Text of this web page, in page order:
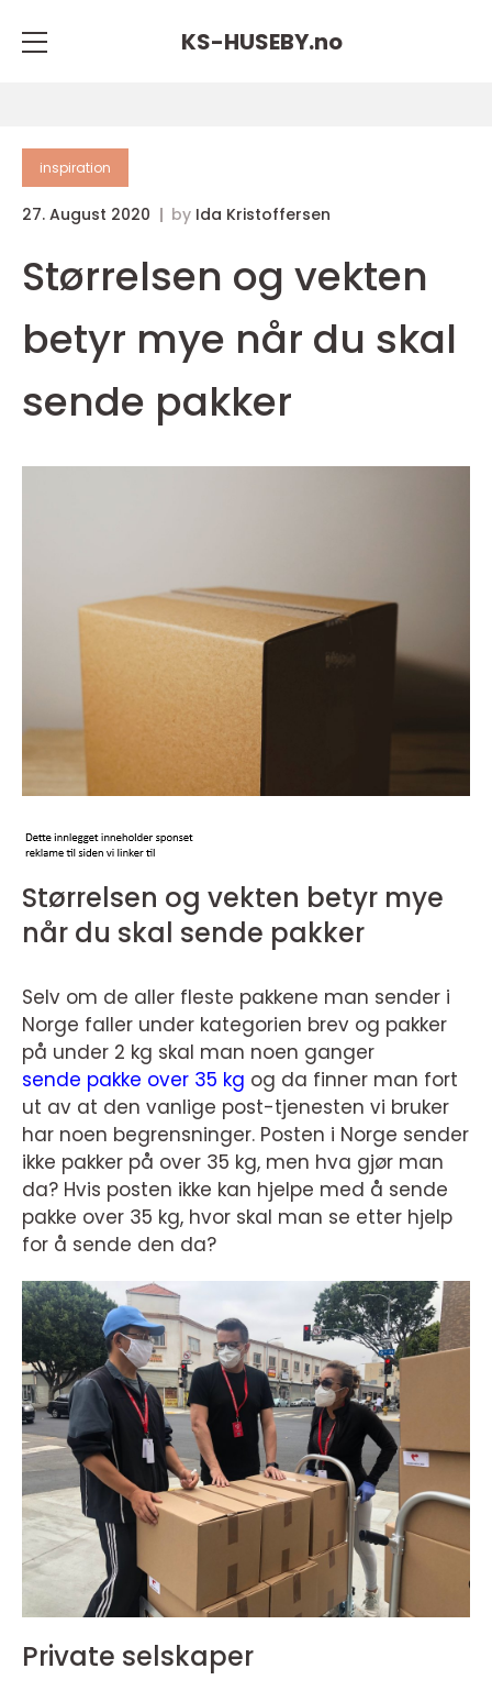
KS-HUSEBY.no
inspiration
27. August 2020 by Ida Kristoffersen
Størrelsen og vekten
betyr mye når du skal
sende pakker
Størrelsen og vekten betyr mye
når du skal sende pakker
Selv om de aller fleste pakkene man sender i
Norge faller under kategorien brev og pakker
på under 2 kg skal man noen ganger
sende pakke over 35 kg og da finner man fort
ut av at den vanlige post-tjenesten vi bruker
har noen begrensninger. Posten i Norge sender
ikke pakker på over 35 kg, men hva gjør man
da? Hvis posten ikke kan hjelpe med å sende
pakke over 35 kg, hvor skal man se etter hjelp
for å sende den da?
Private selskaper